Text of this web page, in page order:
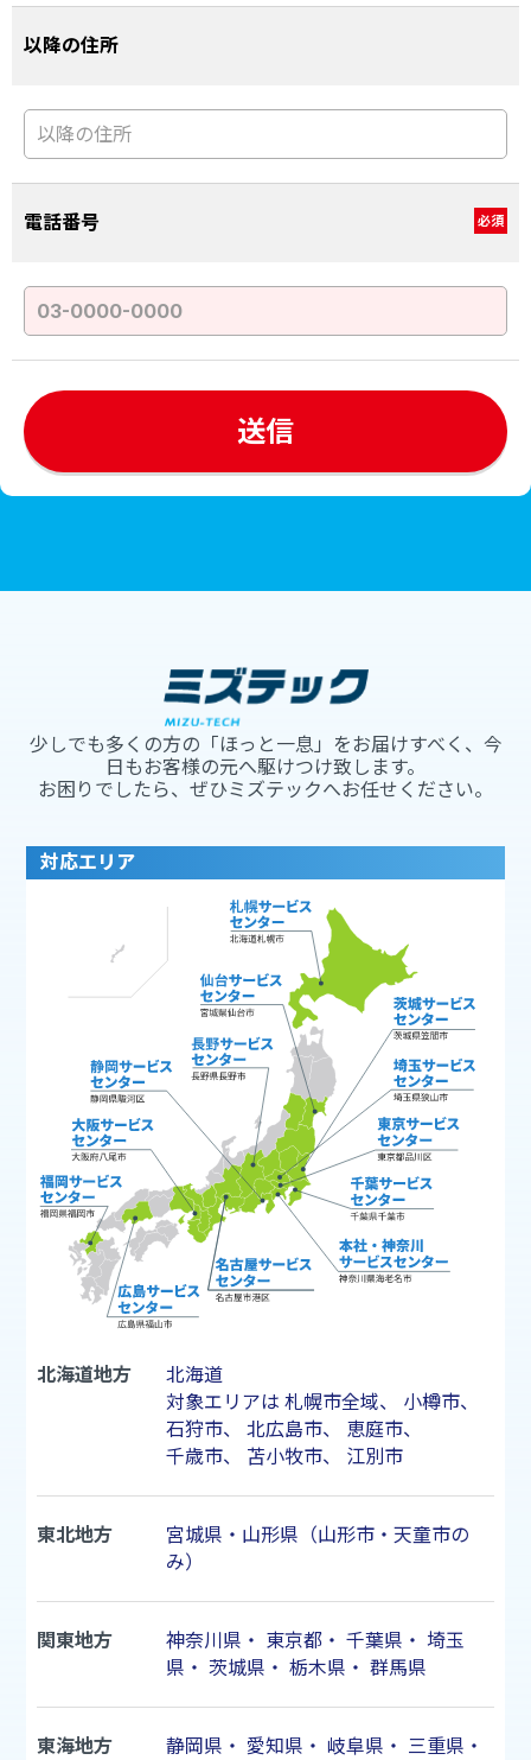
以降の住所
電話番号 必須
少しでも多くの方の「ほっと一息」をお届けすべく、今
日もお客様の元へ駆けつけ致します。
お困りでしたら、ぜひミズテックへお任せください。
対応エリア
北海道地方
北海道
対象エリアは 札幌市全域、 小樽市、
石狩市、 北広島市、 恵庭市、
千歳市、 苫小牧市、 江別市
東北地方
宮城県・山形県（山形市・天童市の
み）
関東地方 神奈川県 ・ 東京都・ 千葉県 ・ 埼玉
県 ・ 茨城県 ・ 栃木県 ・ 群馬県
東海地方 静岡県 ・ 愛知県 ・ 岐阜県 ・ 三重県 ・